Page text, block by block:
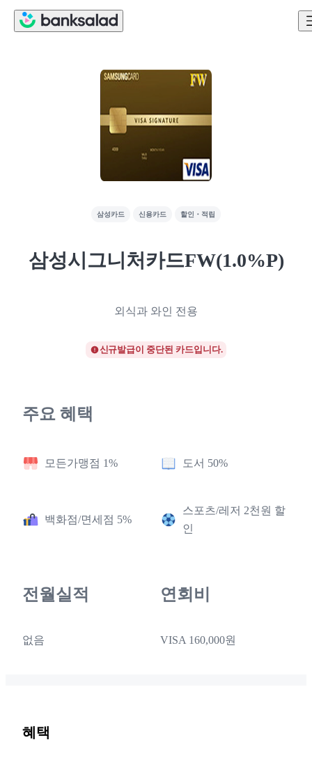
삼성카드 신용카드 할인・적립
삼성시그니처카드FW(1.0%P)
외식과 와인 전용
신규발급이 중단된 카드입니다.
주요 혜택
모든가맹점 1% 도서 50%
백화점/면세점 5%
스포츠/레저 2천원 할
인
전월실적
없음
연회비
VISA 160,000원
혜택